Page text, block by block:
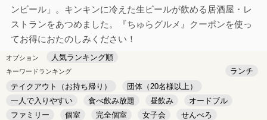
ンビール」。キンキンに冷えた生ビールが飲める居酒屋・レ
ストランをあつめました。『ちゅらグルメ』クーポンを使っ
てお得におたのしみください！
オプション 人気ランキング順
キーワードランキング
ランチ
テイクアウト（お持ち帰り）
団体（20名様以上）
一人で入りやすい
食べ飲み放題 昼飲み
オードブル
ファミリー
個室 完全個室 女子会
せんべろ